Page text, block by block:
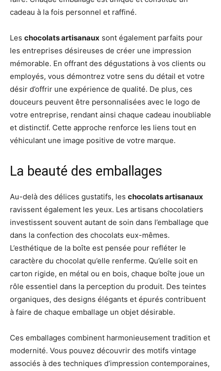
cadeau à la fois personnel et raffiné.
Les chocolats artisanaux sont également parfaits pour
les entreprises désireuses de créer une impression
mémorable. En offrant des dégustations à vos clients ou
employés, vous démontrez votre sens du détail et votre
désir d’offrir une expérience de qualité. De plus, ces
douceurs peuvent être personnalisées avec le logo de
votre entreprise, rendant ainsi chaque cadeau inoubliable
et distinctif. Cette approche renforce les liens tout en
véhiculant une image positive de votre marque.
La beauté des emballages
Au-delà des délices gustatifs, les chocolats artisanaux
ravissent également les yeux. Les artisans chocolatiers
investissent souvent autant de soin dans l’emballage que
dans la confection des chocolats eux-mêmes.
L’esthétique de la boîte est pensée pour refléter le
caractère du chocolat qu’elle renferme. Qu’elle soit en
carton rigide, en métal ou en bois, chaque boîte joue un
rôle essentiel dans la perception du produit. Des teintes
organiques, des designs élégants et épurés contribuent
à faire de chaque emballage un objet désirable.
Ces emballages combinent harmonieusement tradition et
modernité. Vous pouvez découvrir des motifs vintage
associés à des techniques d’impression contemporaines,